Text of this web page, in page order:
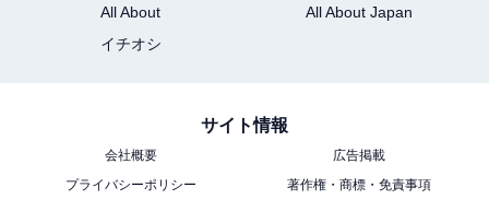
All About
All About Japan
イチオシ
サイト情報
会社概要
広告掲載
プライバシーポリシー
著作権・商標・免責事項